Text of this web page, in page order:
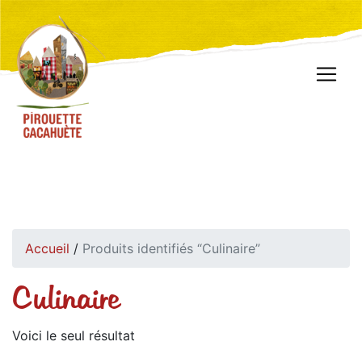
Accueil / Produits identifiés “Culinaire”
Culinaire
Voici le seul résultat